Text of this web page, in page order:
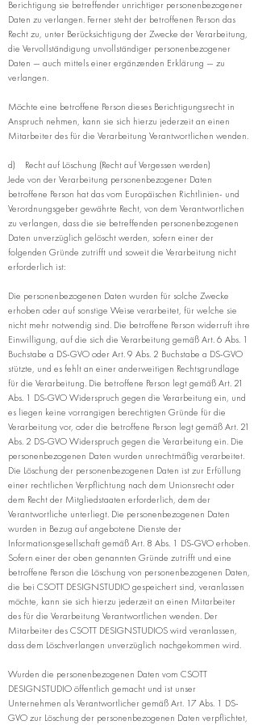
Berichtigung sie betreffender unrichtiger personenbezogener
Daten zu verlangen. Ferner steht der betroffenen Person das
Recht zu, unter Berücksichtigung der Zwecke der Verarbeitung,
die Vervollständigung unvollständiger personenbezogener
Daten — auch mittels einer ergänzenden Erklärung — zu
verlangen.
Möchte eine betroffene Person dieses Berichtigungsrecht in
Anspruch nehmen, kann sie sich hierzu jederzeit an einen
Mitarbeiter des für die Verarbeitung Verantwortlichen wenden.
d) Recht auf Löschung (Recht auf Vergessen werden)
Jede von der Verarbeitung personenbezogener Daten
betroffene Person hat das vom Europäischen Richtlinien- und
Verordnungsgeber gewährte Recht, von dem Verantwortlichen
zu verlangen, dass die sie betreffenden personenbezogenen
Daten unverzüglich gelöscht werden, sofern einer der
folgenden Gründe zutrifft und soweit die Verarbeitung nicht
erforderlich ist:
Die personenbezogenen Daten wurden für solche Zwecke
erhoben oder auf sonstige Weise verarbeitet, für welche sie
nicht mehr notwendig sind. Die betroffene Person widerruft ihre
Einwilligung, auf die sich die Verarbeitung gemäß Art. 6 Abs. 1
Buchstabe a DS-GVO oder Art. 9 Abs. 2 Buchstabe a DS-GVO
stützte, und es fehlt an einer anderweitigen Rechtsgrundlage
für die Verarbeitung. Die betroffene Person legt gemäß Art. 21
Abs. 1 DS-GVO Widerspruch gegen die Verarbeitung ein, und
es liegen keine vorrangigen berechtigten Gründe für die
Verarbeitung vor, oder die betroffene Person legt gemäß Art. 21
Abs. 2 DS-GVO Widerspruch gegen die Verarbeitung ein. Die
personenbezogenen Daten wurden unrechtmäßig verarbeitet.
Die Löschung der personenbezogenen Daten ist zur Erfüllung
einer rechtlichen Verpflichtung nach dem Unionsrecht oder
dem Recht der Mitgliedstaaten erforderlich, dem der
Verantwortliche unterliegt. Die personenbezogenen Daten
wurden in Bezug auf angebotene Dienste der
Informationsgesellschaft gemäß Art. 8 Abs. 1 DS-GVO erhoben.
Sofern einer der oben genannten Gründe zutrifft und eine
betroffene Person die Löschung von personenbezogenen Daten,
die bei CSOTT DESIGNSTUDIO gespeichert sind, veranlassen
möchte, kann sie sich hierzu jederzeit an einen Mitarbeiter
des für die Verarbeitung Verantwortlichen wenden. Der
Mitarbeiter des CSOTT DESIGNSTUDIOS wird veranlassen,
dass dem Löschverlangen unverzüglich nachgekommen wird.
Wurden die personenbezogenen Daten vom CSOTT
DESIGNSTUDIO öffentlich gemacht und ist unser
Unternehmen als Verantwortlicher gemäß Art. 17 Abs. 1 DS-
GVO zur Löschung der personenbezogenen Daten verpflichtet,